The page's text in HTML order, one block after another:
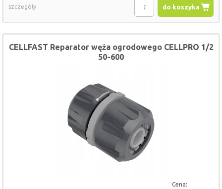
do koszyka
szczegóły
Cena:
CELLFAST Reparator węża ogrodowego CELLPRO 1/2
50-600